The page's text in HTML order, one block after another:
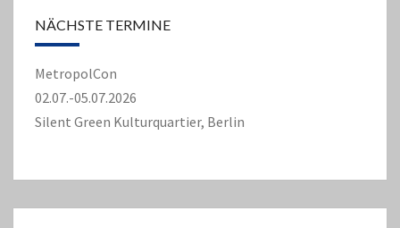
NÄCHSTE TERMINE
MetropolCon
02.07.-05.07.2026
Silent Green Kulturquartier, Berlin